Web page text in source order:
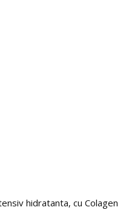
hidratanta, cu Colagen